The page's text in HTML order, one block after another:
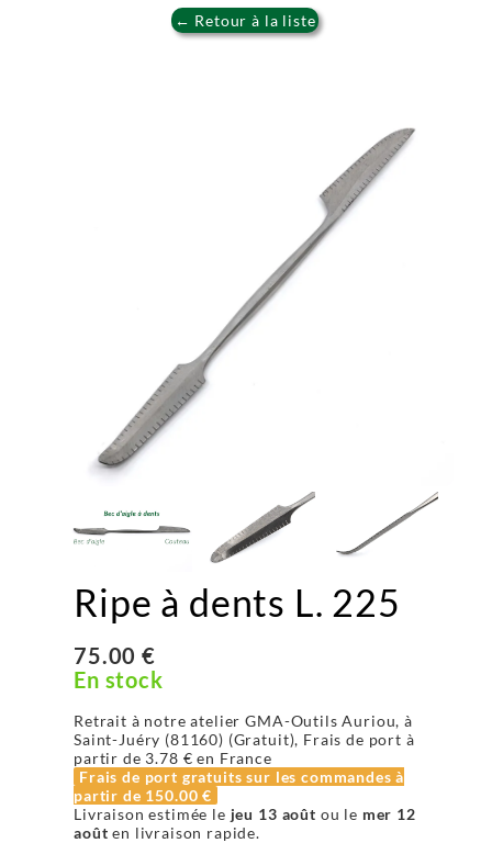
← Retour à la liste
Ripe à dents L. 225
75.00 €
En stock
Retrait à notre atelier GMA-Outils Auriou, à
Saint-Juéry (81160) (Gratuit), Frais de port à
partir de 3.78 € en France
Frais de port gratuits sur les commandes à
partir de 150.00 €
Livraison estimée le jeu 13 août ou le mer 12
août en livraison rapide.